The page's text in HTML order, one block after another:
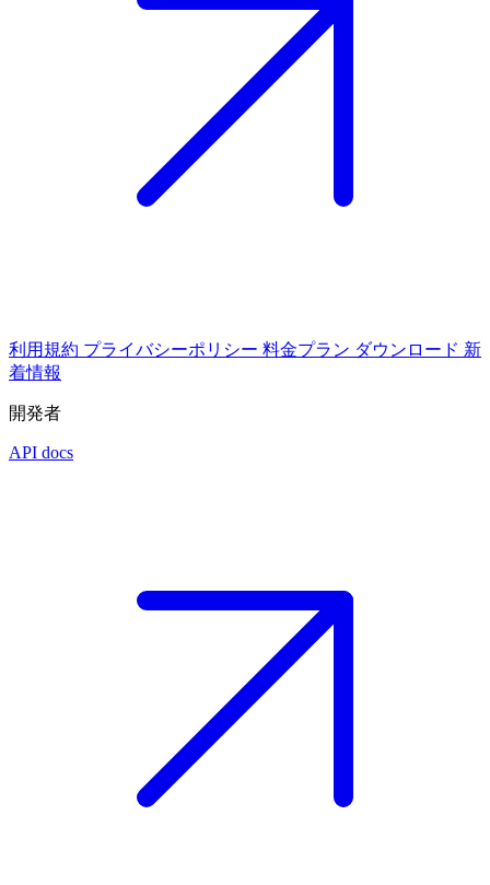
利用規約 プライバシーポリシー 料金プラン ダウンロード 新
着情報
開発者
API docs